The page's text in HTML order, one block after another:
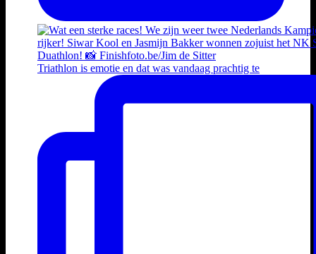
Triathlon is emotie en dat was vandaag prachtig te